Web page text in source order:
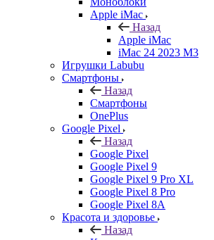
Apple iMac
Назад
Apple iMac
iMac 24 2023 M3
Игрушки Labubu
Смартфоны
Назад
Смартфоны
OnePlus
Google Pixel
Назад
Google Pixel
Google Pixel 9
Google Pixel 9 Pro XL
Google Pixel 8 Pro
Google Pixel 8A
Красота и здоровье
Назад